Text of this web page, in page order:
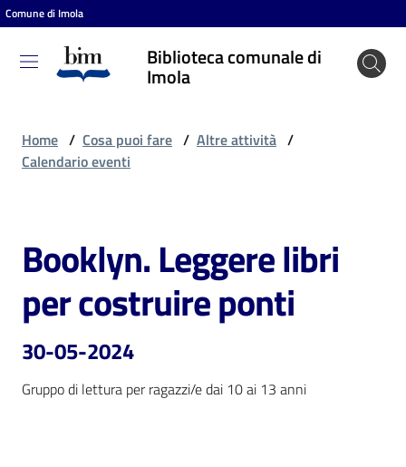
Vai al contenuto
Vai alla navigazione
Vai al footer
Comune di Imola
Biblioteca comunale di
Imola
Biblioteca
comunale
Cosa
puoi
fare
Scopri
Home / Cosa puoi fare / Altre attività /
Calendario eventi
Salta al contenuto
Booklyn. Leggere libri
per costruire ponti
30-05-2024
Gruppo di lettura per ragazzi/e dai 10 ai 13 anni